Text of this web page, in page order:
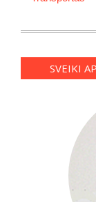
SVEIKI